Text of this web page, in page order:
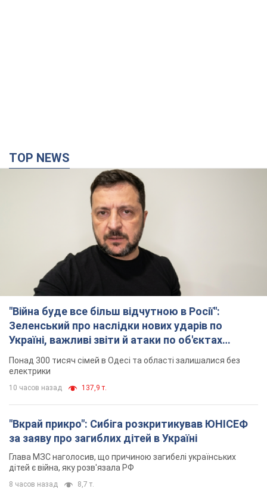
TOP NEWS
"Війна буде все більш відчутною в Росії":
Зеленський про наслідки нових ударів по
Україні, важливі звіти й атаки по об'єктах
ворога. Відео
Понад 300 тисяч сімей в Одесі та області залишалися без
електрики
10 часов назад 137,9 т.
"Вкрай прикро": Сибіга розкритикував ЮНІСЕФ
за заяву про загиблих дітей в Україні
Глава МЗС наголосив, що причиною загибелі українських
дітей є війна, яку розв'язала РФ
8 часов назад 8,7 т.